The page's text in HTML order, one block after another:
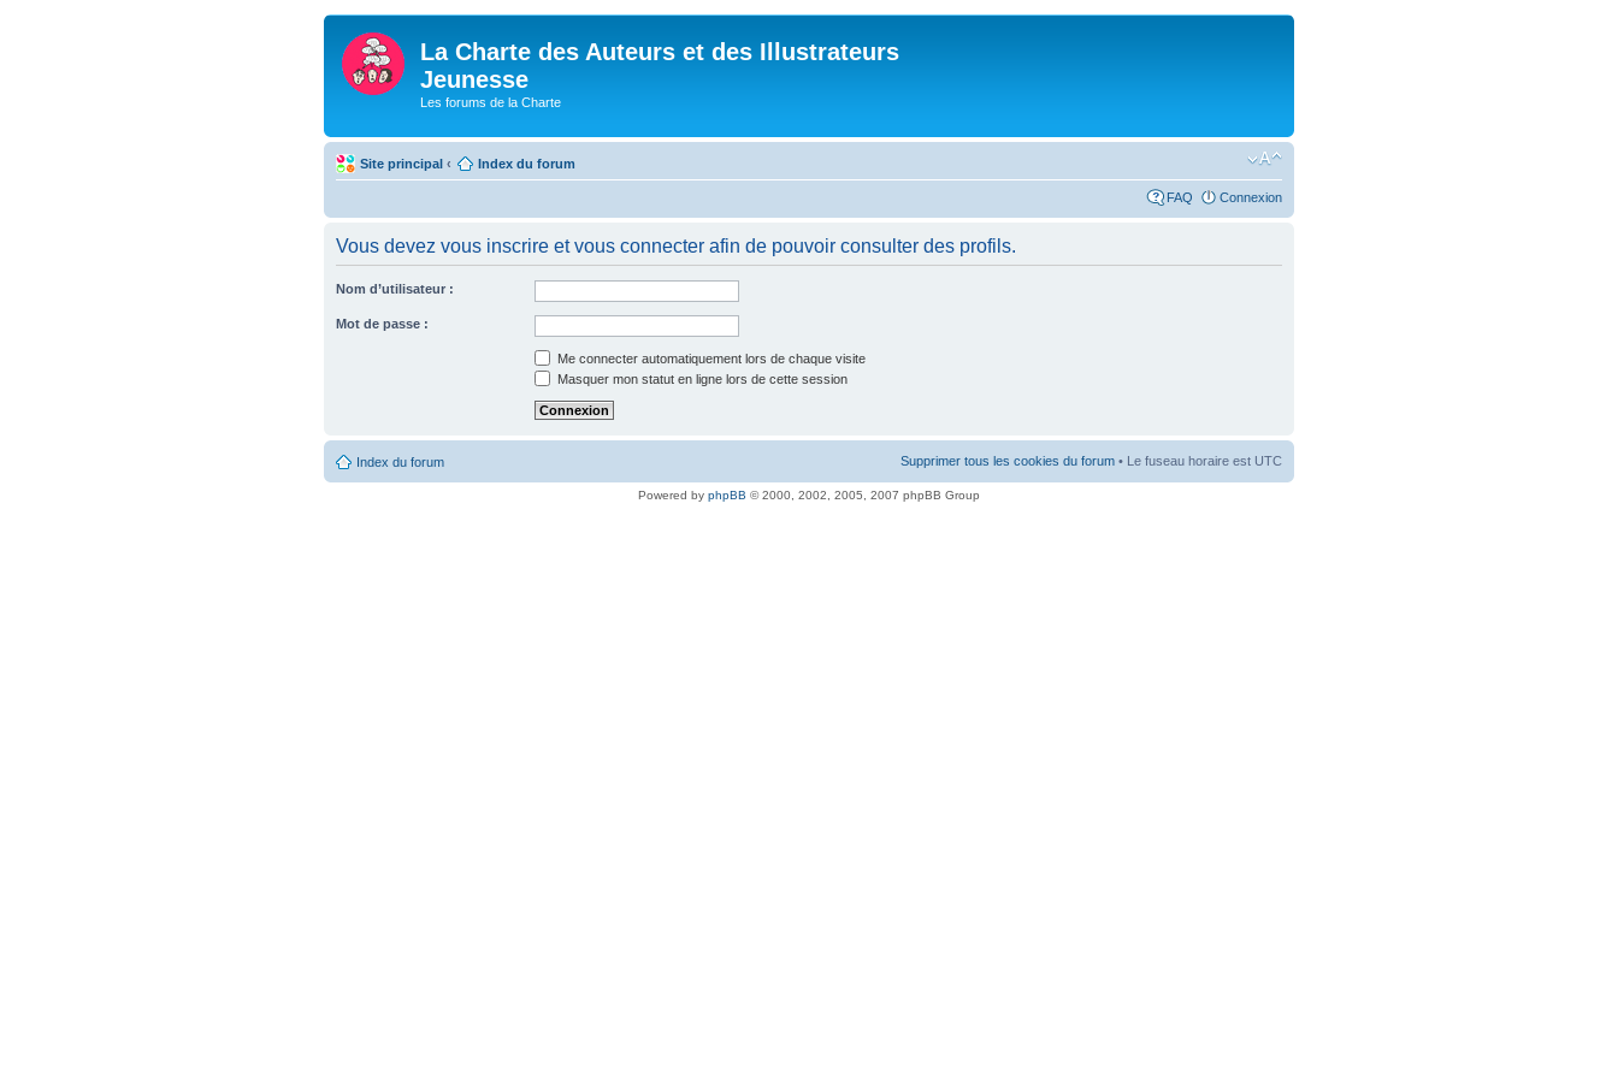
La Charte des Auteurs et des Illustrateurs
Jeunesse
Les forums de la Charte
Site principal‹ Index du forum
FAQ Connexion
Vous devez vous inscrire et vous connecter afin de pouvoir consulter des profils.
Nom d’utilisateur :
Mot de passe :
Me connecter automatiquement lors de chaque visite
Masquer mon statut en ligne lors de cette session
Index du forum Supprimer tous les cookies du forum • Le fuseau horaire est UTC
Powered by phpBB © 2000, 2002, 2005, 2007 phpBB Group